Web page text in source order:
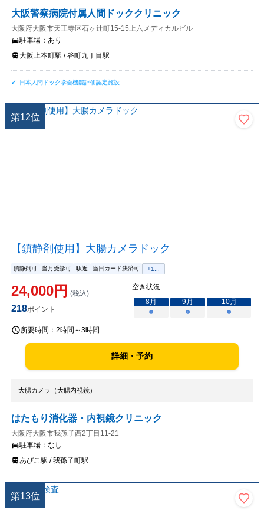
大阪警察病院付属人間ドッククリニック
大阪府大阪市天王寺区石ヶ辻町15-15上六メディカルビル
駐車場： あり
大阪上本町駅 / 谷町九丁目駅
日本人間ドック学会機能評価認定施設
第12位
【鎮静剤使用】大腸カメラドック
鎮静剤可 当月受診可 駅近 当日カード決済可 +1...
24,000円 (税込)
218ポイント
空き状況
8月 9月 10月
○
○ ○
所要時間： 2時間～3時間
詳細・予約
大腸カメラ（大腸内視鏡）
はたもり消化器・内視鏡クリニック
大阪府大阪市我孫子西2丁目11-21
駐車場： なし
あびこ駅 / 我孫子町駅
第13位